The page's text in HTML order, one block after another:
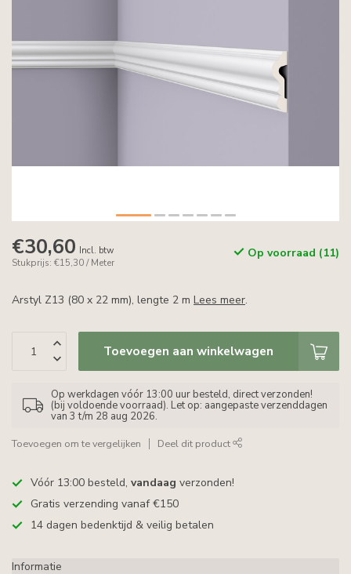
€30,60 Incl. btw
Stukprijs: €15,30 / Meter
Op voorraad (11)
Arstyl Z13 (80 x 22 mm), lengte 2 m Lees meer.
Toevoegen aan winkelwagen
Op werkdagen vóór 13:00 uur besteld, direct verzonden!
(bij voldoende voorraad). Let op: aangepaste verzenddagen
van 3 t/m 28 aug 2026.
Toevoegen om te vergelijken Deel dit product
Vóór 13:00 besteld, vandaag verzonden!
Gratis verzending vanaf €150
14 dagen bedenktijd & veilig betalen
Informatie